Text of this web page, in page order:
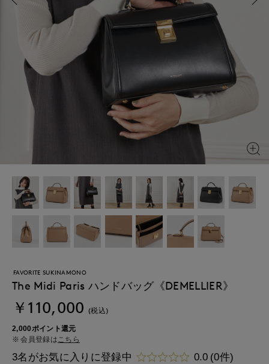
FAVORITE SUKINAMONO
The Midi Paris ハンドバッグ《DEMELLIER》
￥110,000 (税込)
2,000ポイント還元
会員登録はこちら
3名がお気に入りに登録中 0.0 (0件)